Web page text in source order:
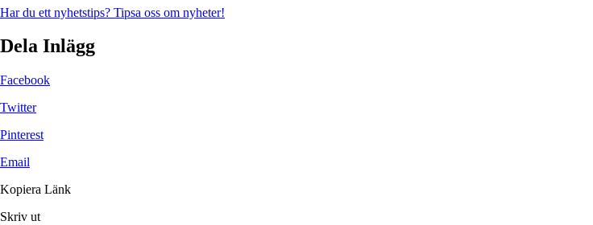
Har du ett nyhetstips? Tipsa oss om nyheter!
Dela Inlägg
Facebook
Twitter
Pinterest
Email
Kopiera Länk
Skriv ut